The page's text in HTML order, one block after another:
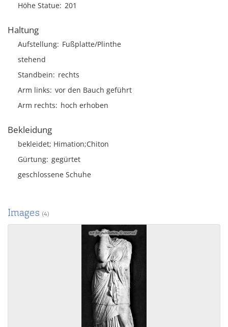
Höhe Statue 201
Haltung
Aufstellung Fußplatte/Plinthe
stehend
Standbein
rechts
Arm links vor den Bauch geführt
Arm rechts
hoch erhoben
Bekleidung
bekleidet; Himation;Chiton
Gürtung gegürtet
geschlossene Schuhe
Images (4)